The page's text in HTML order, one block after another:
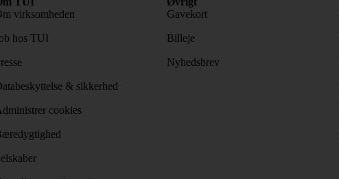
virksomheden
hos TUI
& sikkerhed
cookies
Gavekort
Billeje
Nyhedsbrev